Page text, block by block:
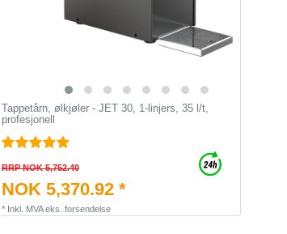
Tappetårn, ølkjøler - JET 30, 1-linjers, 35 l/t,
profesjonell
RRP NOK 5,752.40
NOK 5,370.92 *
* Inkl. MVAeks. forsendelse